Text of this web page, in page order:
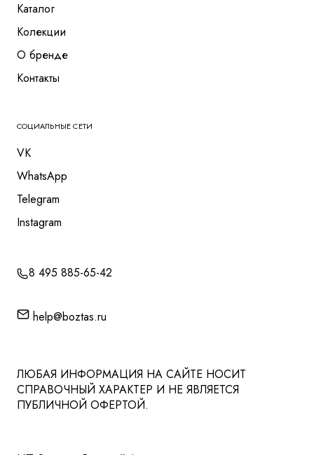
Каталог
Колекции
О бренде
Контакты
СОЦИАЛЬНЫЕ СЕТИ
VK
WhatsApp
Telegram
Instagram
8 495 885-65-42
help@boztas.ru
ЛЮБАЯ ИНФОРМАЦИЯ НА САЙТЕ НОСИТ
СПРАВОЧНЫЙ ХАРАКТЕР И НЕ ЯВЛЯЕТСЯ
ПУБЛИЧНОЙ ОФЕРТОЙ.